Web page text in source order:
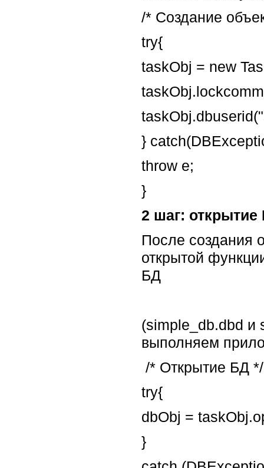
/* Создание
try{
taskObj = new
}
throw e;
}
2 шаг:
После создания
открытой
БД
(simple_db.dbd и
выполняем
/* Открытие БД */
try{
dbObj =
}